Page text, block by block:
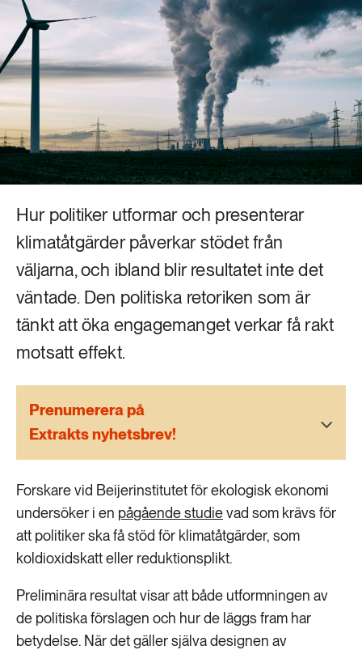
Mat & jordbruk
Skog
Social hållbarhet
Transport
Vatten
Landsbygd
Livsstil & konsumtion
612 ARTIKLAR
Mat & jordbruk
262 ARTIKLAR
Skog
360 ARTIKLAR
Social hållbarhet
Transport
473 ARTIKLAR
Hur politiker utformar och presenterar
klimatåtgärder påverkar stödet från
väljarna, och ibland blir resultatet inte det
väntade. Den politiska retoriken som är
tänkt att öka engagemanget verkar få rakt
motsatt effekt.
Prenumerera på
Extrakts nyhetsbrev!
Forskare vid Beijerinstitutet för ekologisk ekonomi
undersöker i en pågående studievad som krävs för
att politiker ska få stöd för klimatåtgärder, som
koldioxidskatt eller reduktionsplikt.
Preliminära resultat visar att både utformningen av
de politiska förslagen och hur de läggs fram har
betydelse. När det gäller själva designen av